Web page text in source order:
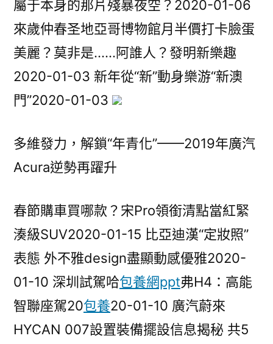
攙
扶
易
近
股”〉
屬于本身的那片殘暴夜空？2020-01-06
來歲仲春圣地亞哥博物館月半價打卡臉蛋
美麗？莫非是……阿誰人？發明新樂趣
2020-01-03 新年從“新”動身樂游“新澳
門”2020-01-03
多維發力，解鎖“年青化”​——2019年廣汽
Acura逆勢再躍升
春節購車買哪款？宋Pro領銜清點當紅緊
湊級SUV2020-01-15 比亞迪漢“定妝照”
表態 外不雅design盡顯動感優雅2020-
01-10 深圳試駕哈包養網ppt弗H4：高能
智聯座駕20包養20-01-10 廣汽蔚來
HYCAN 007設置裝備擺設信息揭秘 共5